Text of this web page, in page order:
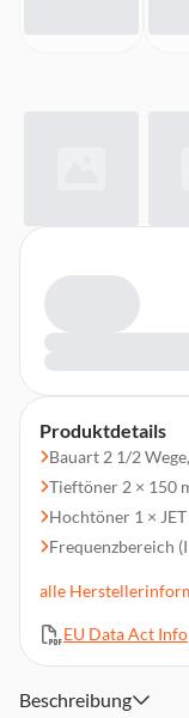
Produktdetails
Bauart 2 1/2
Tieftöner 2 × 150
Hochtöner 1 × JET
Frequenzbereich
Höhe x Breite x
alle
EU Data Act Info
Beschreibung